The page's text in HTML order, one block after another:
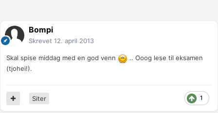
Bompi
Skrevet 12. april 2013
Skal spise middag med en god venn
.. Ooog lese til eksamen
(tjohei!).
1
Siter